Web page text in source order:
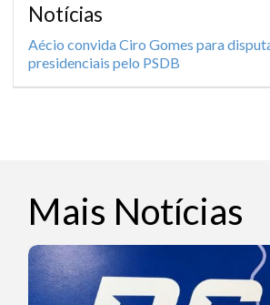
Notícias
Aécio convida Ciro Gomes para
presidenciais pelo PSDB
Mais Notícias